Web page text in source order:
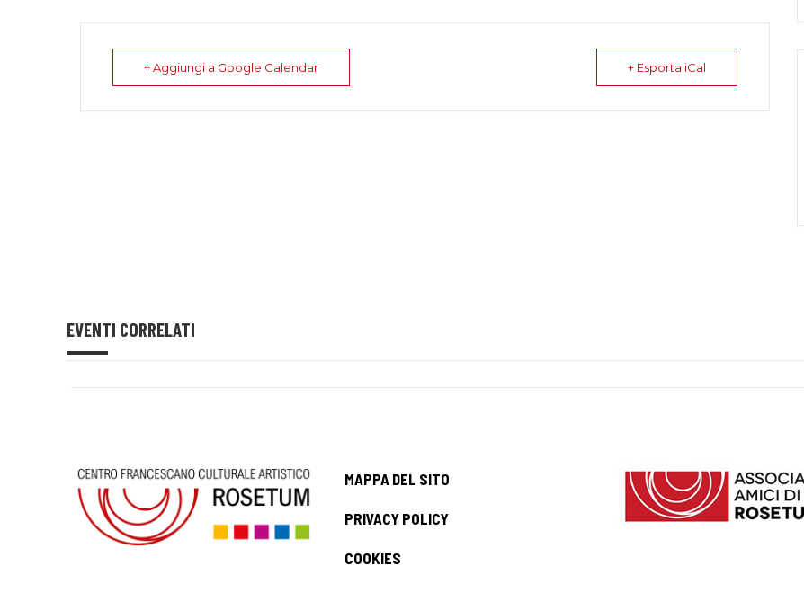
+ Aggiungi a Google Calendar + Esporta iCal
EVENTI CORRELATI
MAPPA DEL SITO
PRIVACY POLICY
COOKIES